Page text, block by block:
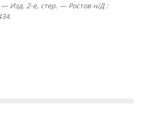
Изд. 2-е, стер. — Ростов н/Д :